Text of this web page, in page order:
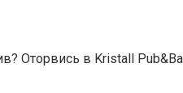
Оторвись в Kristall